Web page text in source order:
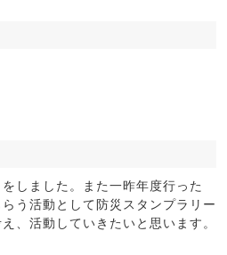
しました。また一昨年度行った
う活動として防災スタンプラリー
、活動していきたいと思います。